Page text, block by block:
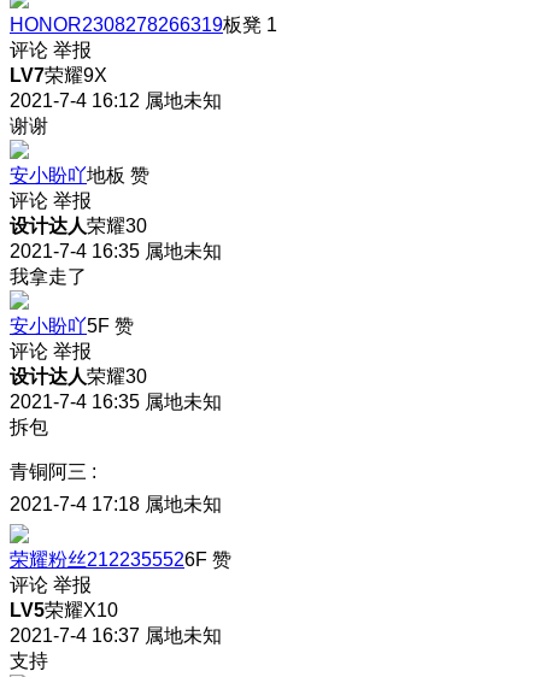
HONOR2308278266319板凳 1
评论 举报
LV7荣耀9X
2021-7-4 16:12 属地未知
谢谢
安小盼吖地板 赞
评论 举报
设计达人荣耀30
2021-7-4 16:35 属地未知
我拿走了
安小盼吖5F 赞
评论 举报
设计达人荣耀30
2021-7-4 16:35 属地未知
拆包
青铜阿三 :
2021-7-4 17:18 属地未知
荣耀粉丝2122355526F 赞
评论 举报
LV5荣耀X10
2021-7-4 16:37 属地未知
支持